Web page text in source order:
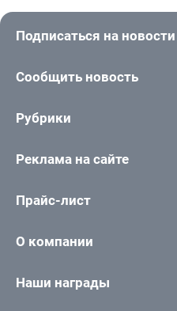
Подписаться на новости
Сообщить новость
Рубрики
Реклама на сайте
Прайс-лист
О компании
Наши награды